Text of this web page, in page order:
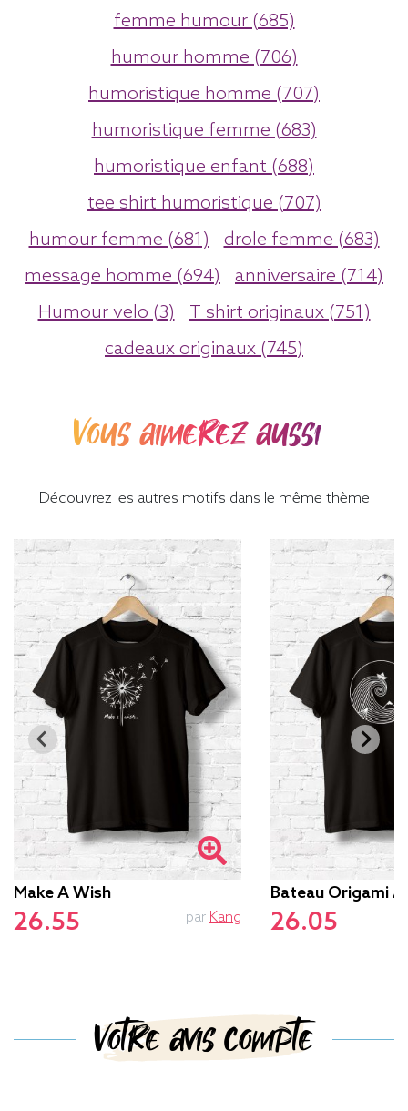
femme humour (685)
humour homme (706)
humoristique homme (707)
humoristique femme (683)
humoristique enfant (688)
tee shirt humoristique (707)
humour femme (681)
drole femme (683)
message homme (694)
anniversaire (714)
Humour velo (3)
T shirt originaux (751)
cadeaux originaux (745)
Vous aimerez aussi
Découvrez les autres motifs dans le même thème
Make A Wish
26.55 par Kang
Bateau Origami
26.05
Votre avis compte